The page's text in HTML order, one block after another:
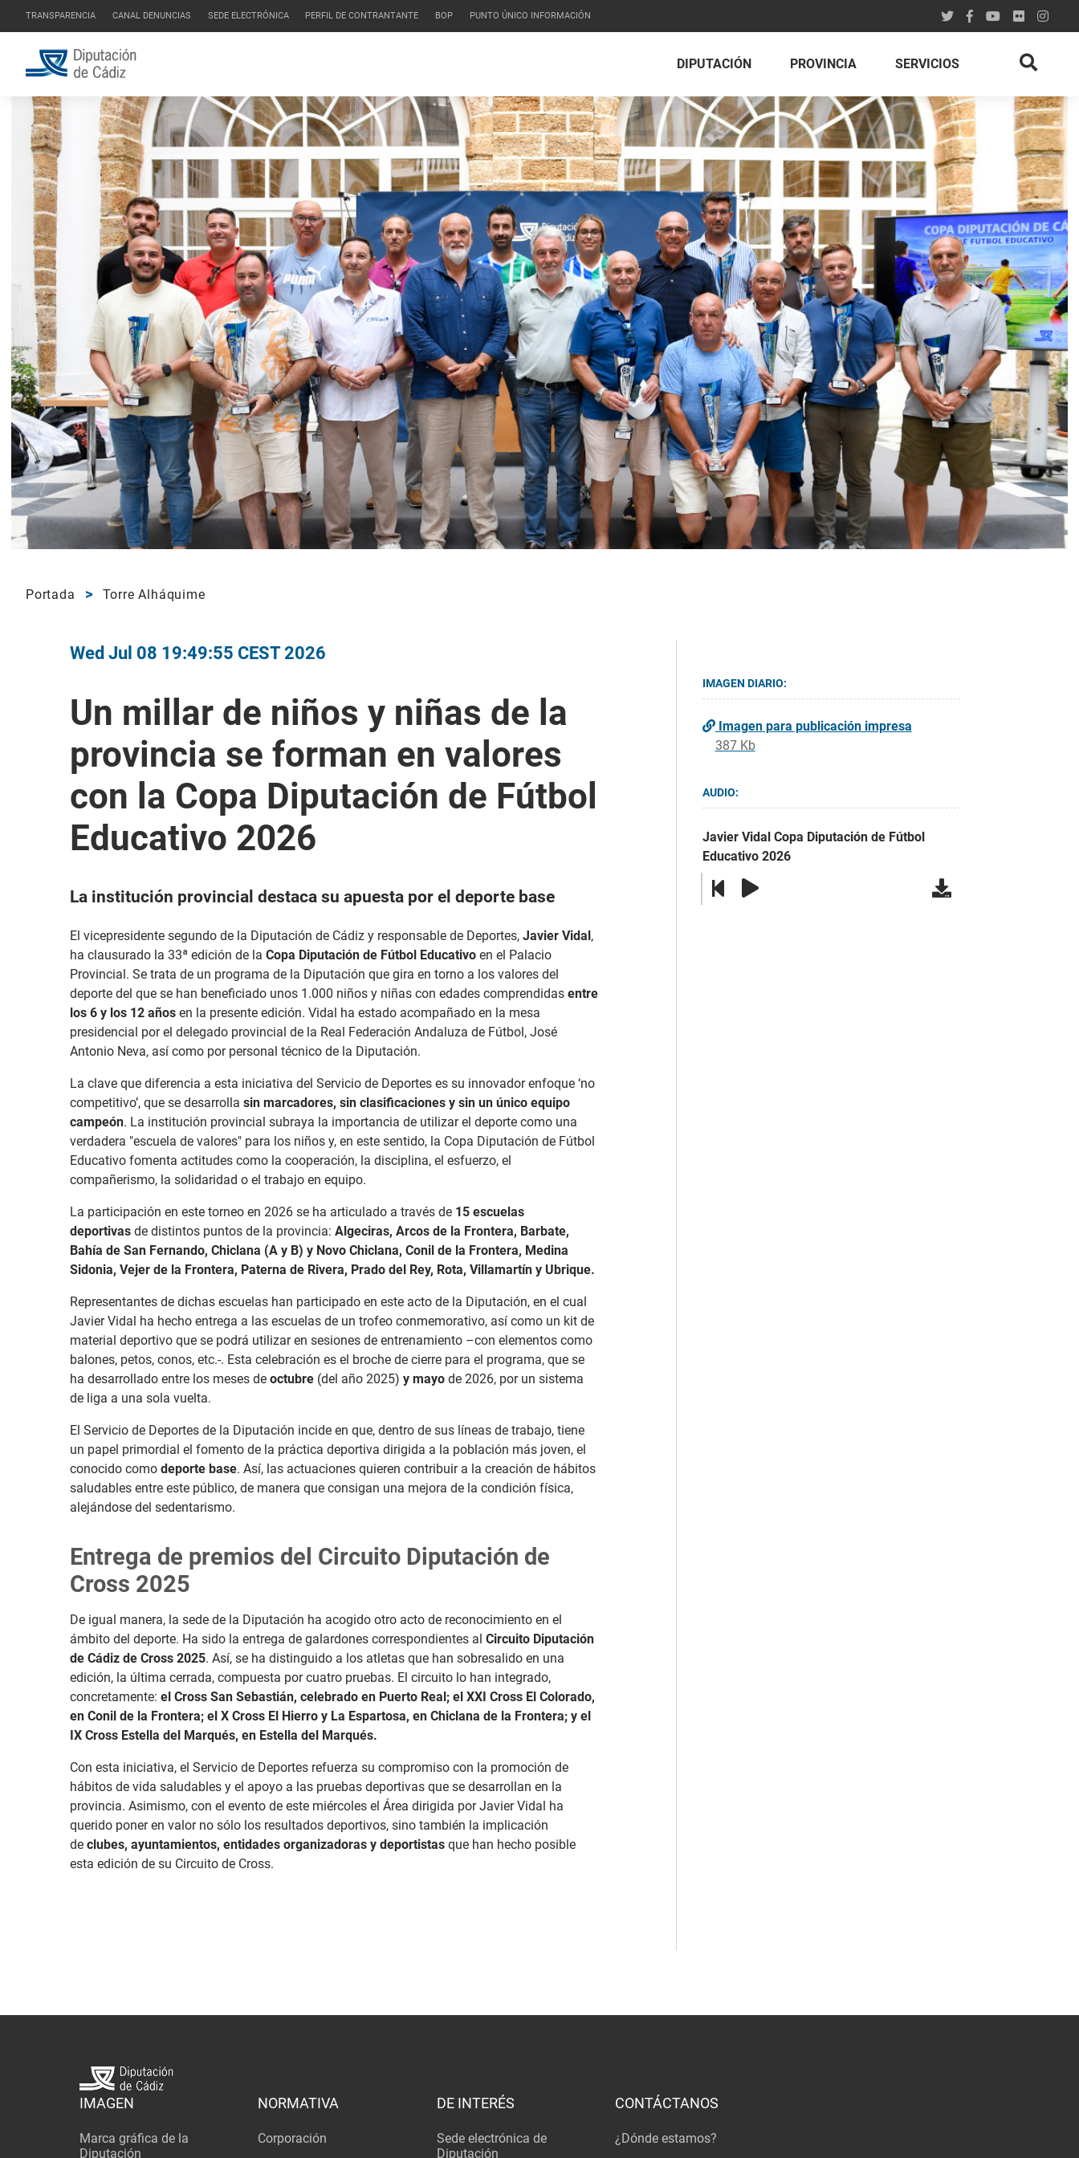
TRANSPARENCIA CANAL DENUNCIAS SEDE ELECTRÓNICA PERFIL DE CONTRANTANTE BOP PUNTO ÚNICO INFORMACIÓN
DIPUTACIÓN PROVINCIA SERVICIOS
Portada Torre Alháquime
Wed Jul 08 19:49:55 CEST 2026
Un millar de niños y niñas de la
provincia se forman en valores
con la Copa Diputación de Fútbol
Educativo 2026
La institución provincial destaca su apuesta por el deporte base
El vicepresidente segundo de la Diputación de Cádiz y responsable de Deportes, Javier Vidal,
ha clausurado la 33ª edición de la Copa Diputación de Fútbol Educativo en el Palacio
Provincial. Se trata de un programa de la Diputación que gira en torno a los valores del
deporte del que se han beneficiado unos 1.000 niños y niñas con edades comprendidas entre
los 6 y los 12 años en la presente edición. Vidal ha estado acompañado en la mesa
presidencial por el delegado provincial de la Real Federación Andaluza de Fútbol, José
Antonio Neva, así como por personal técnico de la Diputación.
La clave que diferencia a esta iniciativa del Servicio de Deportes es su innovador enfoque ‘no
competitivo’, que se desarrolla sin marcadores, sin clasificaciones y sin un único equipo
campeón. La institución provincial subraya la importancia de utilizar el deporte como una
verdadera "escuela de valores" para los niños y, en este sentido, la Copa Diputación de Fútbol
Educativo fomenta actitudes como la cooperación, la disciplina, el esfuerzo, el
compañerismo, la solidaridad o el trabajo en equipo.
La participación en este torneo en 2026 se ha articulado a través de 15 escuelas
deportivas de distintos puntos de la provincia: Algeciras, Arcos de la Frontera, Barbate,
Bahía de San Fernando, Chiclana (A y B) y Novo Chiclana, Conil de la Frontera, Medina
Sidonia, Vejer de la Frontera, Paterna de Rivera, Prado del Rey, Rota, Villamartín y Ubrique.
Representantes de dichas escuelas han participado en este acto de la Diputación, en el cual
Javier Vidal ha hecho entrega a las escuelas de un trofeo conmemorativo, así como un kit de
material deportivo que se podrá utilizar en sesiones de entrenamiento –con elementos como
balones, petos, conos, etc.-. Esta celebración es el broche de cierre para el programa, que se
ha desarrollado entre los meses de octubre (del año 2025) y mayo de 2026, por un sistema
de liga a una sola vuelta.
El Servicio de Deportes de la Diputación incide en que, dentro de sus líneas de trabajo, tiene
un papel primordial el fomento de la práctica deportiva dirigida a la población más joven, el
conocido como deporte base. Así, las actuaciones quieren contribuir a la creación de hábitos
saludables entre este público, de manera que consigan una mejora de la condición física,
alejándose del sedentarismo.
Entrega de premios del Circuito Diputación de
Cross 2025
De igual manera, la sede de la Diputación ha acogido otro acto de reconocimiento en el
ámbito del deporte. Ha sido la entrega de galardones correspondientes al Circuito Diputación
de Cádiz de Cross 2025. Así, se ha distinguido a los atletas que han sobresalido en una
edición, la última cerrada, compuesta por cuatro pruebas. El circuito lo han integrado,
concretamente: el Cross San Sebastián, celebrado en Puerto Real; el XXI Cross El Colorado,
en Conil de la Frontera; el X Cross El Hierro y La Espartosa, en Chiclana de la Frontera; y el
IX Cross Estella del Marqués, en Estella del Marqués.
Con esta iniciativa, el Servicio de Deportes refuerza su compromiso con la promoción de
hábitos de vida saludables y el apoyo a las pruebas deportivas que se desarrollan en la
provincia. Asimismo, con el evento de este miércoles el Área dirigida por Javier Vidal ha
querido poner en valor no sólo los resultados deportivos, sino también la implicación
de clubes, ayuntamientos, entidades organizadoras y deportistas que han hecho posible
esta edición de su Circuito de Cross.
IMAGEN DIARIO:
Imagen para publicación impresa
387 Kb
AUDIO:
Javier Vidal Copa Diputación de Fútbol
Educativo 2026
IMAGEN
Marca gráfica de la
Diputación
NORMATIVA
Corporación
DE INTERÉS
Sede electrónica de
Diputación
CONTÁCTANOS
¿Dónde estamos?